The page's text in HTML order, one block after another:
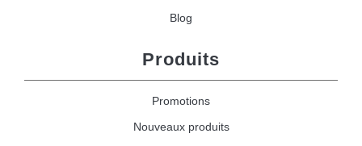
Blog
Produits
Promotions
Nouveaux produits